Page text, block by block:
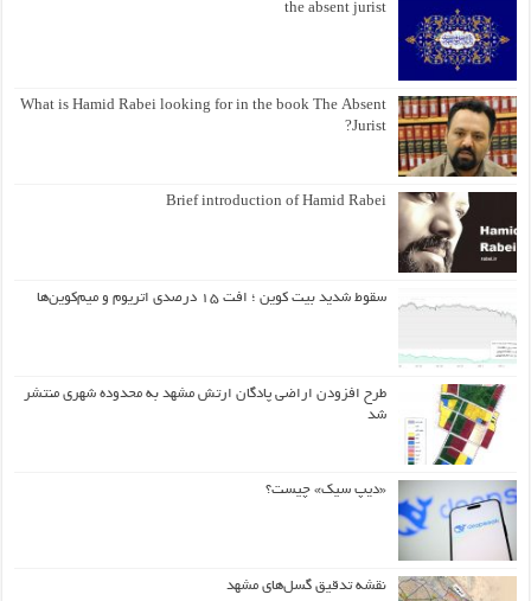
the absent jurist
What is Hamid Rabei looking for in the book The Absent
Jurist?
Brief introduction of Hamid Rabei
سقوط شدید بیت کوین ؛ افت ۱۵ درصدی اتریوم و میم‌کوین‌ها
طرح افزودن اراضی پادگان ارتش مشهد به محدوده شهری منتشر
شد
«دیپ سیک» چیست؟
نقشه تدقیق گسل‌های مشهد